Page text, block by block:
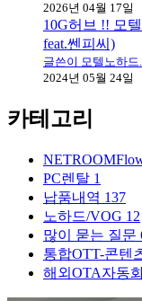
2026년 04월 17일
10G허브 !! 모
feat.쎈피씨)
글쓴이 모텔노하드
2024년 05월 24일
카테고리
PC렌탈 1
납품내역 137
노하드/VOG 12
많이 묻는 질문
통합OTT-콘텐
해외OTA자동